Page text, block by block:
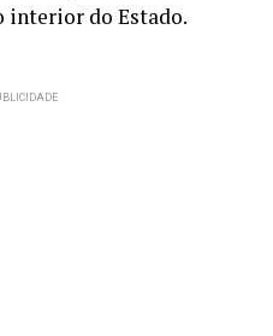
interior do Estado.